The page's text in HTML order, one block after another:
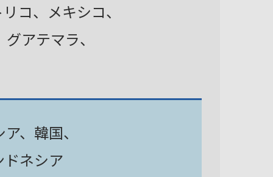
コ、メキシコ、
アテマラ、
、韓国、
ネシア